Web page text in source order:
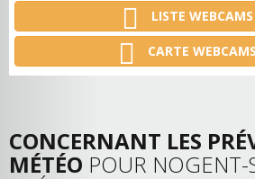
LISTE
CARTE
CONCERNANT LES
MÉTÉO POUR NOGENT-